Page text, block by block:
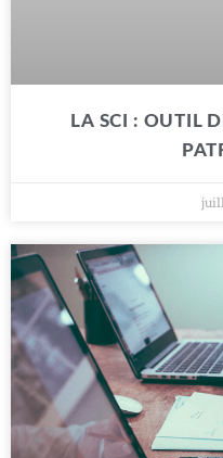
LA SCI : OUTIL